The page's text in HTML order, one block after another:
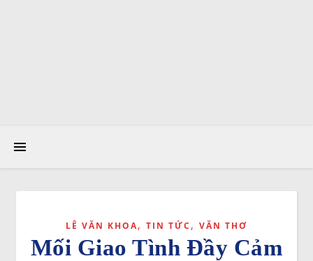
LÊ VĂN KHOA, TIN TỨC , VĂN THƠ
Mối Giao Tình Đầy Cảm